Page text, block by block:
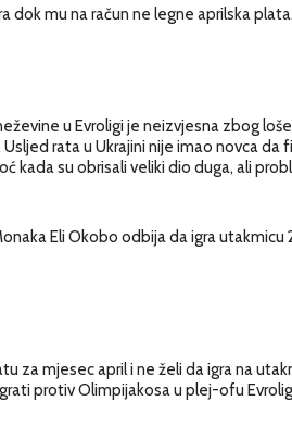
dok mu na račun ne legne aprilska plata.
u Evroligi je neizvjesna zbog
rata u Ukrajini nije imao novca da
kada su obrisali veliki dio duga, ali
Eli Okobo odbija da igra
za mjesec april i ne želi da igra na
protiv Olimpijakosa u plej-ofu